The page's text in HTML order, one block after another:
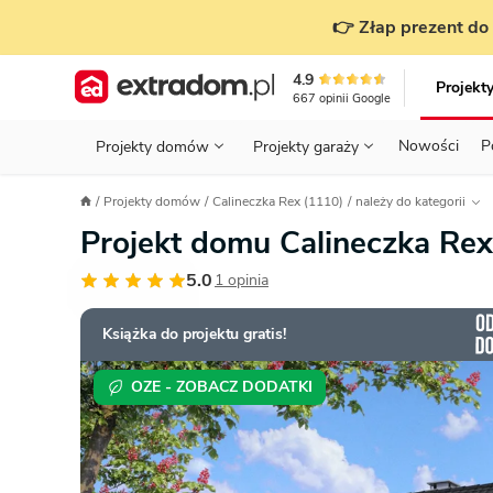
👉 Złap prezent
4.9
667 opinii Google
Projekty domów Projekty garaży Nowości
Projekty domów Projekty garaży
Parterowe Piętrowe do 70 m²
KONDYGNACJE
POWIERZCHNIA
GARAŻ
DACH
KONSTRUKCJA
STYL
ZABUDOWA
STANOWISKA
TYP
Zobacz wszystkie kategorie
PRZED BUDOWĄ - ETAP 1
Działka
WYBIERAM PROJEKT - ETAP 2
BUDUJĘ DOM - ETAP 3
URZĄDZAM DOM - ETAP 4
PRZEPISY I FORMALNOŚCI
FINANSE I KOSZTY
OZE
Projekty domów Calineczka Rex (1110) należy do kategorii
Projekt domu Calineczka
5.0 1 opinia
OZE - ZOBACZ DODATKI
Książka do projektu gratis!